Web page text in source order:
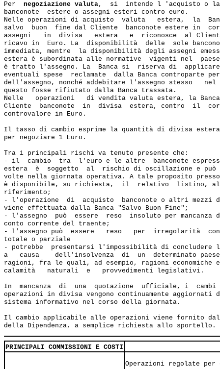
Per negoziazione valuta,  si  intende l 'acquisto o
banconote  estere o assegni esteri contro euro.
Nelle operazioni di acquisto  valuta   estera,  la
salvo  buon  fine dal Cliente  banconote estere in
assegni   in  divisa   estera   e  riconosce  al
ricavo in  Euro. La  disponibilità  delle  sole
immediata, mentre  la disponibilità degli assegni
estera è subordinata alle normative  vigenti nel
è tratto l'assegno. La  Banca si  riserva di
eventuali spese  reclamate  dalla Banca controparte
dell'assegno, nonché addebitare l'assegno stesso
questo fosse rifiutato dalla Banca trassata.
Nelle   operazioni   di vendita valuta estera, la
Cliente  banconote  in  divisa  estera, contro  il
controvalore in Euro.
Il tasso di cambio esprime la quantità di divisa estera
per negoziare 1 Euro.
Tra i principali rischi va tenuto presente che:
- il  cambio  tra  l'euro e le altre  banconote
estera  è  soggetto  al  rischio di oscillazione e
volte nella giornata operativa. A tale proposito
è disponibile, su richiesta,  il  relativo  listino, al
riferimento;
- l'operazione  di  acquisto  banconote o altri mezzi di
viene effettuata dalla Banca "Salvo Buon Fine";
- l'assegno  può  essere  reso  insoluto per mancanza
conto corrente del traente;
- l'assegno può  essere   reso   per  irregolarità
totale o parziale
- potrebbe  presentarsi l'impossibilità di concludere
a   causa    dell'insolvenza  di  un  determinato
ragioni, fra le quali, ad esempio, ragioni
calamità   naturali  e   provvedimenti legislativi.
In  mancanza  di  una  quotazione  ufficiale, i
operazioni in divisa vengono continuamente aggiornati
sistema informativo nel corso della giornata.
Il cambio applicabile alle operazioni viene fornito dal
PRINCIPALI COMMISSIONI E COSTI
Operazioni regolate per